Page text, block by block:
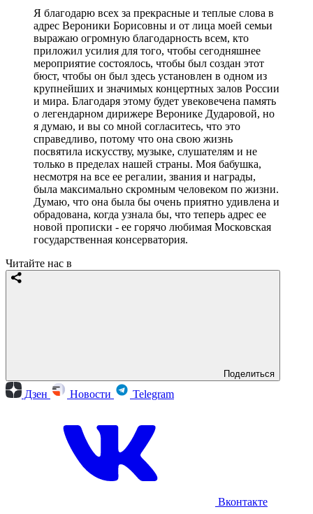
Я благодарю всех за прекрасные и теплые слова в
адрес Вероники Борисовны и от лица моей семьи
выражаю огромную благодарность всем, кто
приложил усилия для того, чтобы сегодняшнее
мероприятие состоялось, чтобы был создан этот
бюст, чтобы он был здесь установлен в одном из
крупнейших и значимых концертных залов России
и мира. Благодаря этому будет увековечена память
о легендарном дирижере Веронике Дударовой, но
я думаю, и вы со мной согласитесь, что это
справедливо, потому что она свою жизнь
посвятила искусству, музыке, слушателям и не
только в пределах нашей страны. Моя бабушка,
несмотря на все ее регалии, звания и награды,
была максимально скромным человеком по жизни.
Думаю, что она была бы очень приятно удивлена и
обрадована, когда узнала бы, что теперь адрес ее
новой прописки - ее горячо любимая Московская
государственная консерватория.
Читайте нас в
Поделиться
Дзен Новости Telegram
Вконтакте